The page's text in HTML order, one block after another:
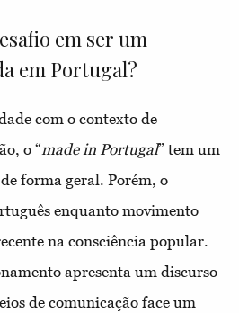
em ser um
em Portugal?
com o contexto de
o “made in Portugal” tem um
forma geral. Porém, o
enquanto movimento
na consciência popular.
apresenta um discurso
de comunicação face um